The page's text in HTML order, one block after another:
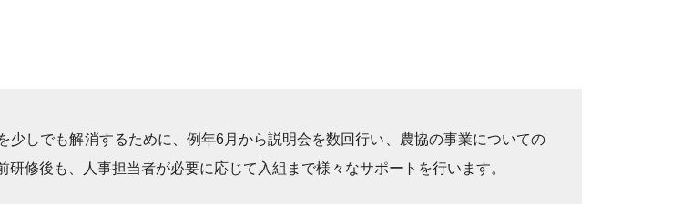
しでも解消するために、例年6月から説明会を数回行い、農協の事業についての
修後も、人事担当者が必要に応じて入組まで様々なサポートを行います。